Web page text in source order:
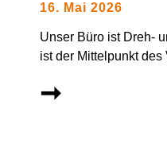
16. Mai 2026
Unser Büro ist Dreh-
ist der Mittelpunkt des
➞